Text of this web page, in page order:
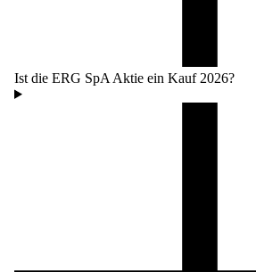
Ist die ERG SpA Aktie ein Kauf 2026?